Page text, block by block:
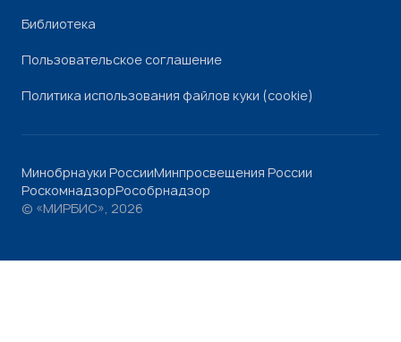
Библиотека
Пользовательское соглашение
Политика использования файлов куки (cookie)
Минобрнауки РоссииМинпросвещения России
РоскомнадзорРособрнадзор
© «МИРБИС», 2026